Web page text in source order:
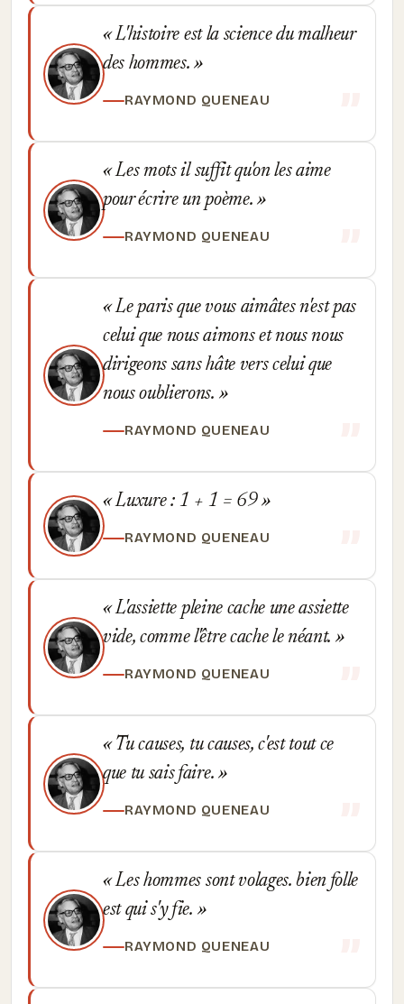
L'histoire est la science du malheur
des hommes.
RAYMOND QUENEAU
Les mots il suffit qu'on les aime
pour écrire un poème.
RAYMOND QUENEAU
Le paris que vous aimâtes n'est pas
celui que nous aimons et nous nous
dirigeons sans hâte vers celui que
nous oublierons.
RAYMOND QUENEAU
Luxure : 1 + 1 = 69
RAYMOND QUENEAU
L'assiette pleine cache une assiette
vide, comme l'être cache le néant.
RAYMOND QUENEAU
Tu causes, tu causes, c'est tout ce
que tu sais faire.
RAYMOND QUENEAU
Les hommes sont volages. bien folle
est qui s'y fie.
RAYMOND QUENEAU